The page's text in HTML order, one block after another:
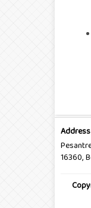
Address
16360,